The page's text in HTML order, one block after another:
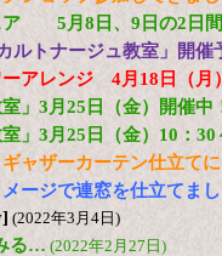
5月8日、9日の2日間
ルトナージュ教室」開催
アレンジ 4月18日（月
室」3月25日（金）開催中
室」3月25日（金）10：
ャザーカーテン仕立て
メージで連窓を仕立てま
(2022年3月4日)
る… (2022年2月27日)